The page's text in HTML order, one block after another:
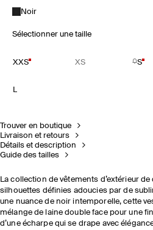
Noir
Sélectionner une taille
XXS XS S
L
Trouver en boutique
Livraison et retours
Détails et description
Guide des tailles
La collection de vêtements d’extérieur
silhouettes définies adoucies par de
une nuance de noir intemporelle, cette
mélange de laine double face pour une
d’une écharpe qui se drape avec